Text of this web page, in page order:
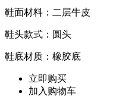
鞋面材料：二层牛皮
鞋头款式：圆头
鞋底材质：橡胶底
立即购买
加入购物车